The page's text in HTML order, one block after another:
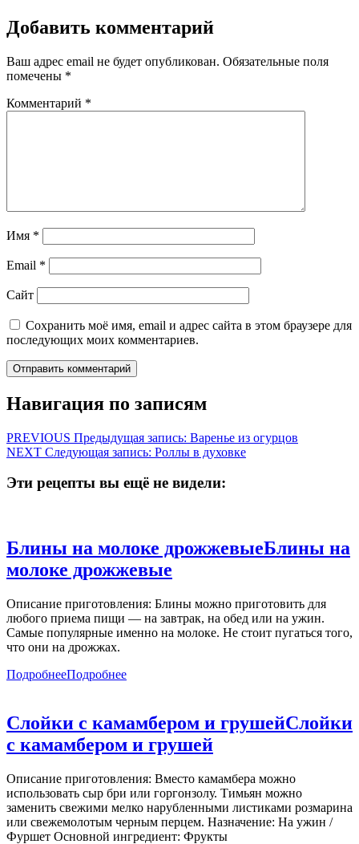
Добавить комментарий
Ваш адрес email не будет опубликован. Обязательные поля
помечены *
Комментарий *
Имя *
Email *
Сайт
Сохранить моё имя, email и адрес сайта в этом браузере для
последующих моих комментариев.
Навигация по записям
PREVIOUS Предыдущая запись: Варенье из огурцов
NEXT Следующая запись: Роллы в духовке
Эти рецепты вы ещё не видели:
Блины на молоке дрожжевыеБлины на
молоке дрожжевые
Описание приготовления: Блины можно приготовить для
любого приема пищи — на завтрак, на обед или на ужин.
Самые популярные именно на молоке. Не стоит пугаться того,
что они на дрожжах.
ПодробнееПодробнее
Слойки с камамбером и грушейСлойки
с камамбером и грушей
Описание приготовления: Вместо камамбера можно
использовать сыр бри или горгонзолу. Тимьян можно
заменить свежими мелко нарубленными листиками розмарина
или свежемолотым черным перцем. Назначение: На ужин /
Фуршет Основной ингредиент: Фрукты